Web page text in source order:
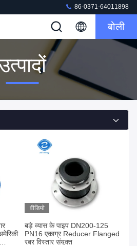
86-0371-64011898
बोली
वीडियो
बड़े व्यास के पाइप DN200-125
PN16 एकाग्र Reducer Flanged
रबर विस्तार संयुक्त